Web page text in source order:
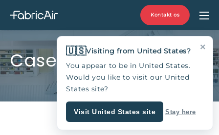
Kontakt os
Casestudie
×
🇺🇸Visiting from United States?
You appear to be in United States.
Would you like to visit our United
States site?
Visit United States site Stay here